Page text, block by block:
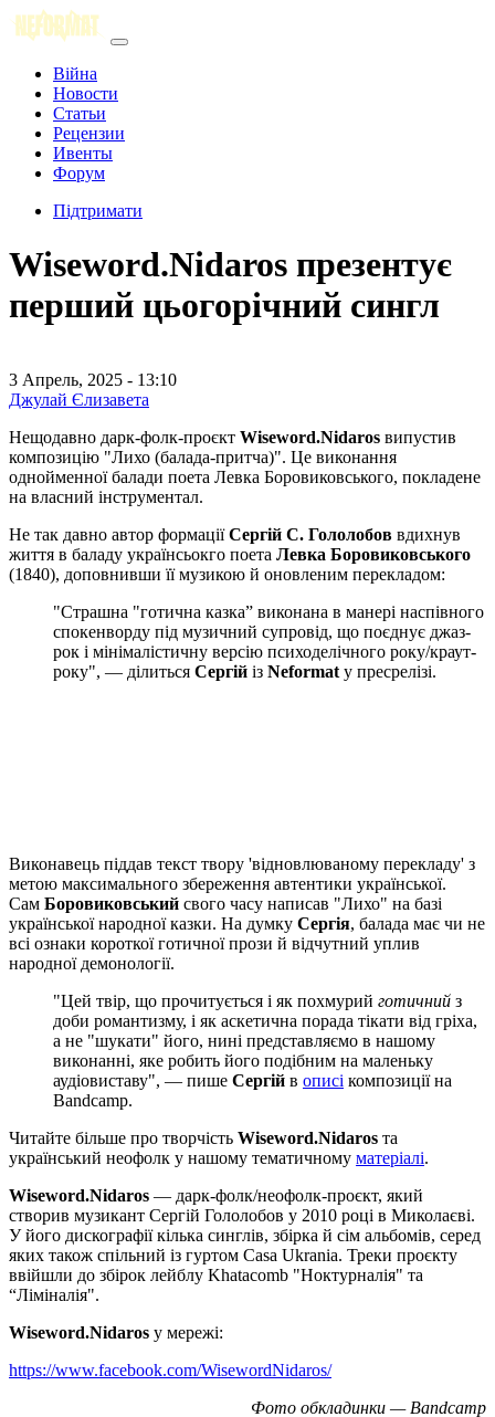
Війна
Новости
Статьи
Рецензии
Ивенты
Форум
Підтримати
Wiseword.Nidaros презентує
перший цьогорічний сингл
3 Апрель, 2025 - 13:10
Джулай Єлизавета
Нещодавно дарк-фолк-проєкт Wiseword.Nidaros випустив
композицію "Лихо (балада-притча)". Це виконання
однойменної балади поета Левка Боровиковського, покладене
на власний інструментал.
Не так давно автор формаціїСергій С. Гололобов вдихнув
життя в баладу українсьокго поета Левка Боровиковського
(1840), доповнивши її музикою й оновленим перекладом:
"Страшна "готична казка” виконана в манері наспівного
спокенворду під музичний супровід, що поєднує джаз-
рок і мінімалістичну версію психоделічного року/краут-
року", — ділиться Сергій із Neformat у пресрелізі.
Виконавець піддав текст твору 'відновлюваному перекладу' з
метою максимального збереження автентики української.
Сам Боровиковський свого часу написав "Лихо" на базі
української народної казки. На думку Сергія, балада має чи не
всі ознаки короткої готичної прози й відчутний уплив
народної демонології.
"Цей твір, що прочитується і як похмурий готичний з
доби романтизму, і як аскетична порада тікати від гріха,
а не "шукати" його, нині представляємо в нашому
виконанні, яке робить його подібним на маленьку
аудіовиставу", — пише Сергій в описі композиції на
Bandcamp.
Читайте більше про творчість Wiseword.Nidaros та
український неофолк у нашому тематичному матеріалі.
Wiseword.Nidaros — дарк-фолк/неофолк-проєкт, який
створив музикант Сергій Гололобов у 2010 році в Миколаєві.
У його дискографії кілька синглів, збірка й сім альбомів, серед
яких також спільний із гуртом Casa Ukrania. Треки проєкту
ввійшли до збірок лейблу Khatacomb "Ноктурналія" та
“Ліміналія".
Wiseword.Nidaros у мережі:
https://www.facebook.com/WisewordNidaros/
Фото обкладинки — Bandcamp